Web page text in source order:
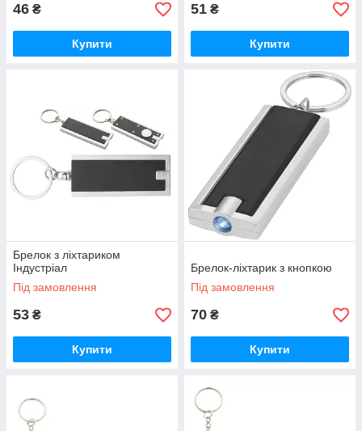
46 ₴
Купити
51 ₴
Купити
Брелок з ліхтариком
Індустріал
Під замовлення
53 ₴
Купити
Брелок-ліхтарик з кнопкою
Під замовлення
70 ₴
Купити